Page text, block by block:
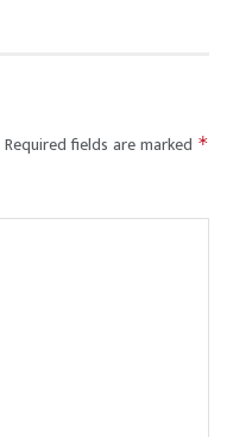
Required fields are marked *